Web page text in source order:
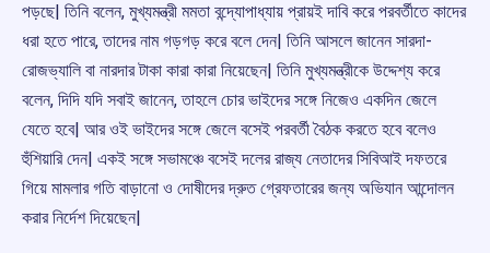
পড়ছে| তিনি বলেন, মুখ্যমন্ত্রী মমতা বন্দ্যোপাধ্যায় প্রায়ই দাবি করে পরবর্তীতে কাদের
ধরা হতে পারে, তাদের নাম গড়গড় করে বলে দেন| তিনি আসলে জানেন সারদা-
রোজভ্যালি বা নারদার টাকা কারা কারা নিয়েছেন| তিনি মুখ্যমন্ত্রীকে উদ্দেশ্য করে
বলেন, দিদি যদি সবাই জানেন, তাহলে চোর ভাইদের সঙ্গে নিজেও একদিন জেলে
যেতে হবে| আর ওই ভাইদের সঙ্গে জেলে বসেই পরবর্তী বৈঠক করতে হবে বলেও
হুঁশিয়ারি দেন| একই সঙ্গে সভামঞ্চে বসেই দলের রাজ্য নেতাদের সিবিআই দফতরে
গিয়ে মামলার গতি বাড়ানো ও দোষীদের দ্রুত গ্রেফতারের জন্য অভিযান আন্দোলন
করার নির্দেশ দিয়েছেন|